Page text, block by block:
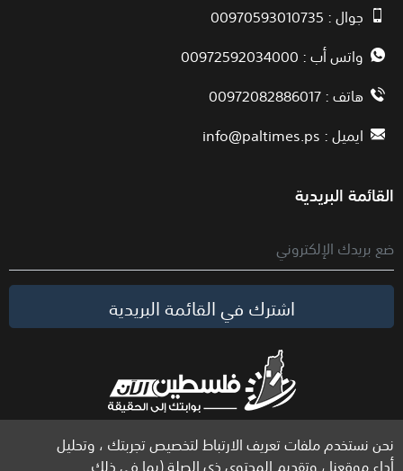
نحن نستخدم ملفات تعريف الارتباط لتخصيص تجربتك ، وتحليل
أداء موقعنا ، وتقديم المحتوى ذي الصلة (بما في ذلك
جوال : 00970593010735
واتس أب : 00972592034000
هاتف : 00972082886017
ايميل :info@paltimes.ps
القائمة البريدية
اشترك في القائمة البريدية
الحقوق محفوظة لموقع فلسطين الآن © 2026